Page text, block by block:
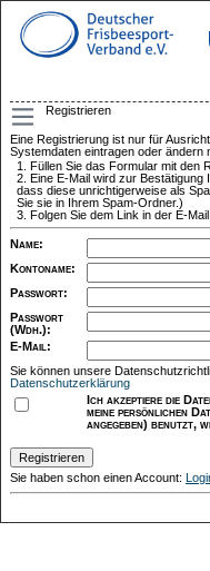
Registrieren
Eine Registrierung ist nur für
Systemdaten eintragen oder
Füllen Sie das Formular mit den
Eine E-Mail wird zur Bestätigung
dass diese unrichtigerweise als
Sie sie in Ihrem Spam-Ordner.)
Folgen Sie dem Link in der E-
Name:
Kontoname:
Passwort:
Passwort
(Wdh.):
E-Mail :
Sie können unsere
Datenschutzerklärung
Ich akzeptiere die
meine persönlichen
angegeben) benutzt,
Sie haben schon einen Account: